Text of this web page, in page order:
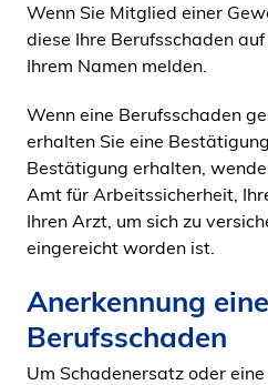
Wenn Sie Mitglied einer
diese Ihre Berufsschaden
Ihrem Namen melden.
Wenn eine Berufsschaden
erhalten Sie eine
Bestätigung erhalten,
Amt für Arbeitssicherheit,
Ihren Arzt, um sich zu
eingereicht worden ist.
Anerkennung
Berufsschaden
Um Schadenersatz oder